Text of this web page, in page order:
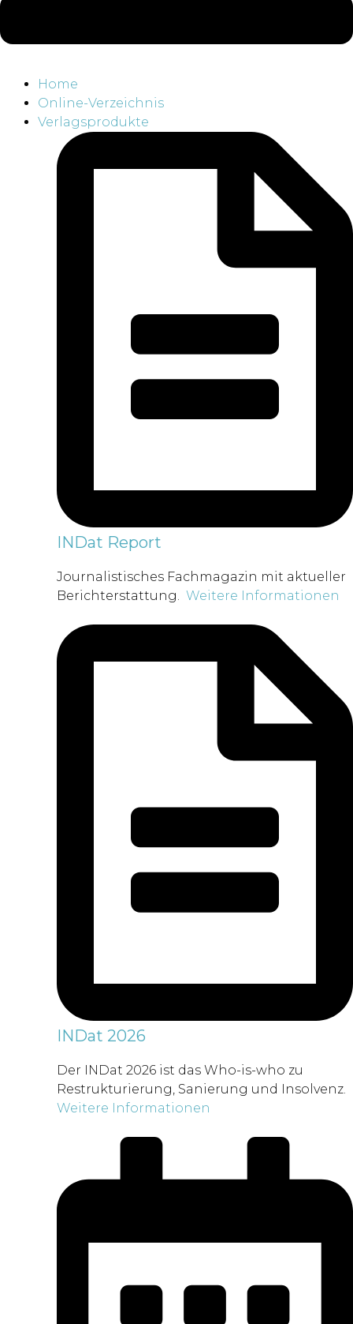
Home
Online-Verzeichnis
Verlagsprodukte
INDat Report
Journalistisches Fachmagazin mit aktueller
Berichterstattung. Weitere Informationen
INDat 2026
Der INDat 2026 ist das Who-is-who zu
Restrukturierung, Sanierung und Insolvenz.
Weitere Informationen